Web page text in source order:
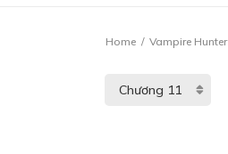
Home Vampire Hunter